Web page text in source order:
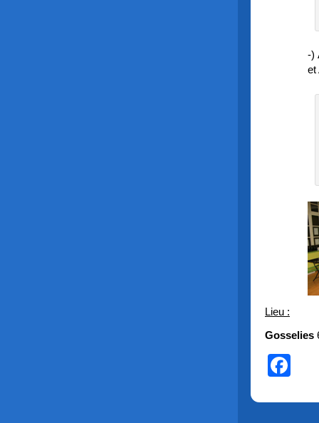
-)
et
Lieu :
Gosselies